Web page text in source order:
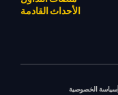
حول كي سي إم تريد
فريق كي سي إم تريد دريفت
الفوركس
الأحداث القادمة
سياسة الخصوصية